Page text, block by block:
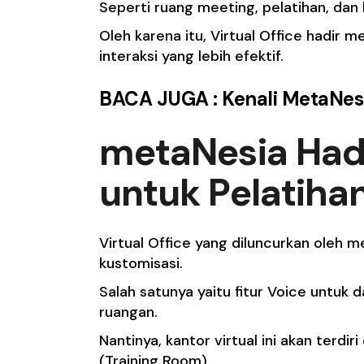
Seperti ruang meeting, pelatihan, dan
Oleh karena itu, Virtual Office hadir
interaksi yang lebih efektif.
BACA JUGA : Kenali
metaNesia
untuk
Virtual Office yang diluncurkan oleh
kustomisasi.
Salah satunya yaitu fitur Voice untuk
ruangan.
Nantinya, kantor virtual ini akan